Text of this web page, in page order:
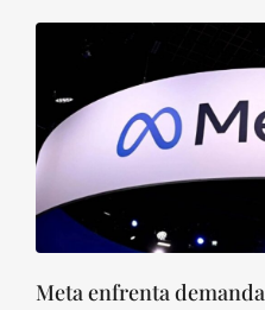
Meta enfrenta